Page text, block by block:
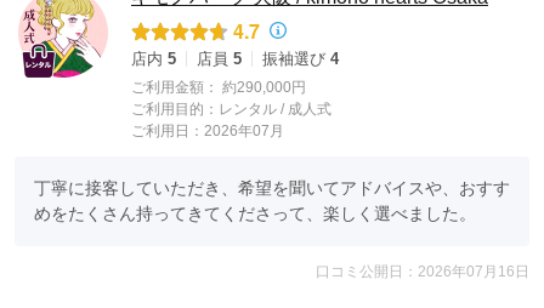
4.7
店内 5 店員 5 振袖選び 4
ご利用金額： 約290,000円
ご利用目的： レンタル / 成人式
ご利用日：2026年07月
丁寧に接客していただき、希望を聞いてアドバイスや、おすす
めをたくさん持ってきてくださって、楽しく選べました。
口コミ公開日：2026年07月16日